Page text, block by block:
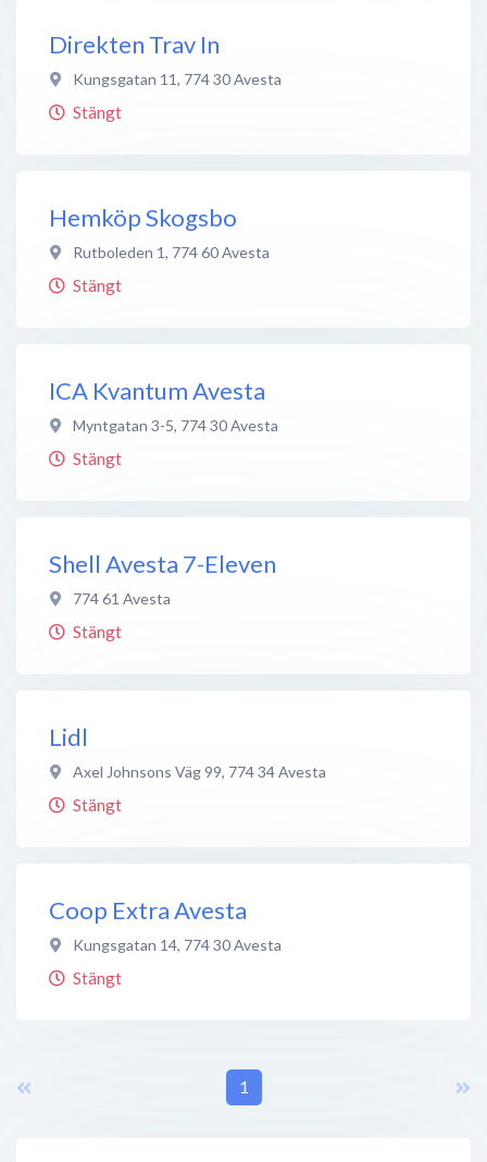
Direkten Trav In
Kungsgatan 11, 774 30Avesta
Stängt
Hemköp Skogsbo
Rutboleden 1, 774 60Avesta
Stängt
ICA Kvantum Avesta
Myntgatan 3-5, 774 30Avesta
Stängt
Shell Avesta 7-Eleven
774 61 Avesta
Stängt
Lidl
Axel Johnsons Väg 99, 774 34Avesta
Stängt
Coop Extra Avesta
Kungsgatan 14, 774 30Avesta
Stängt
1